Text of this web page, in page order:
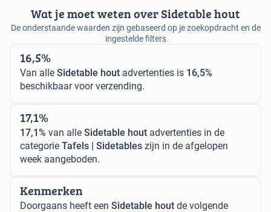
Wat je moet weten over Sidetable hout
De onderstaande waarden zijn gebaseerd op je zoekopdracht en de
ingestelde filters
16,5%
Van alle Sidetable hout advertenties is 16,5%
beschikbaar voor verzending.
17,1%
17,1% van alle Sidetable hout advertenties in de
categorie Tafels | Sidetables zijn in de afgelopen
week aangeboden.
Kenmerken
Doorgaans heeft een Sidetable hout de volgende